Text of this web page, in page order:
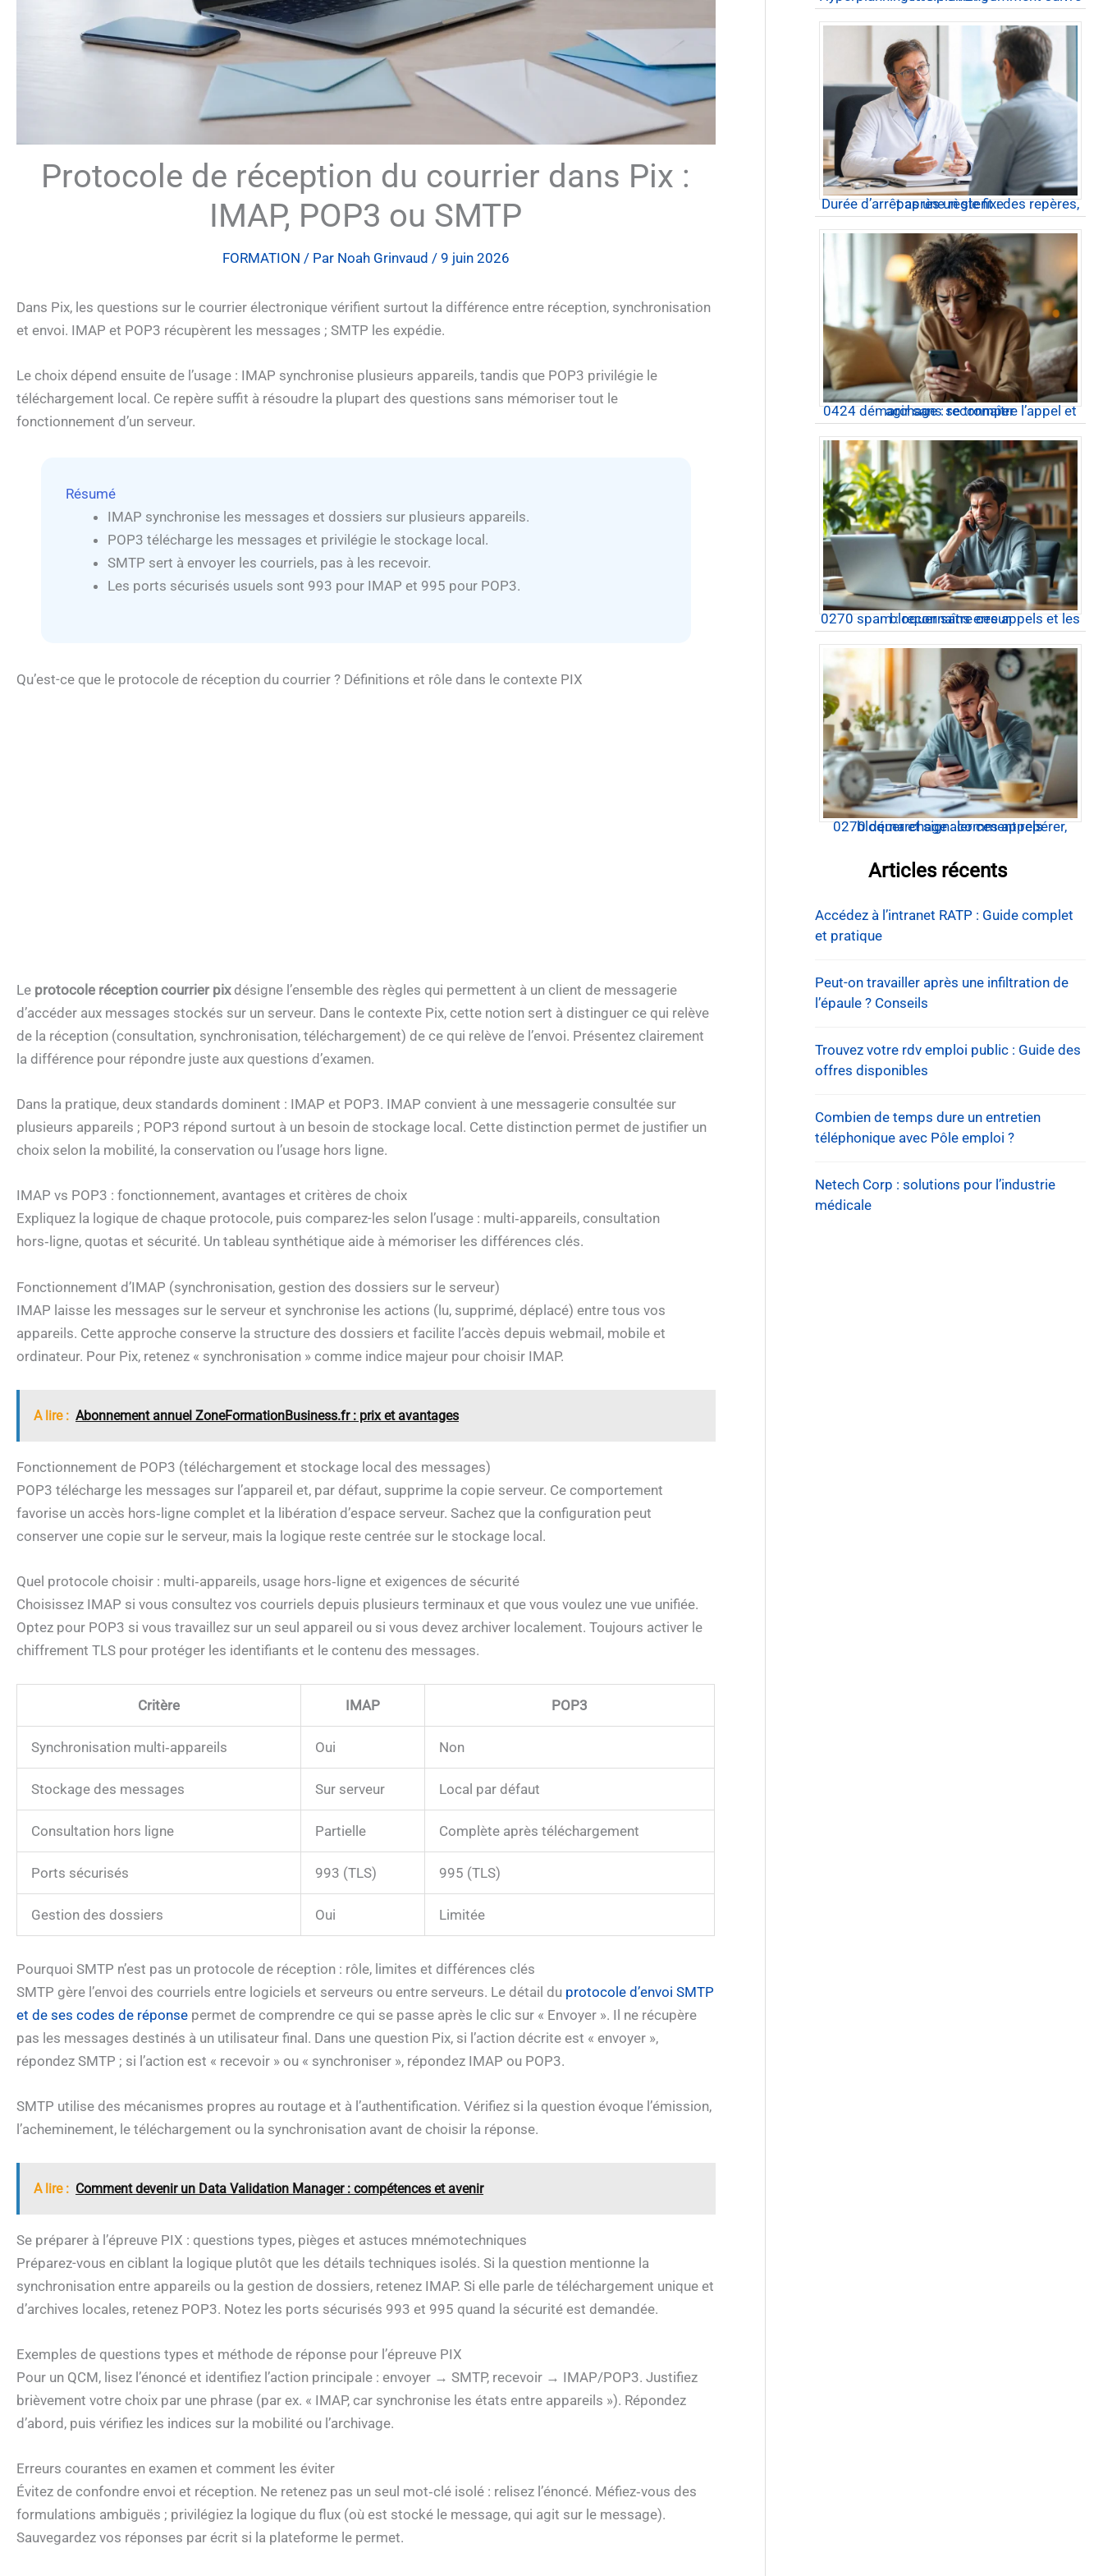
Protocole de réception du courrier dans Pix :
IMAP, POP3 ou SMTP
FORMATION / Par Noah Grinvaud / 9 juin 2026
Dans Pix, les questions sur le courrier électronique vérifient surtout la différence entre réception, synchronisation
et envoi. IMAP et POP3 récupèrent les messages ; SMTP les expédie.
Le choix dépend ensuite de l’usage : IMAP synchronise plusieurs appareils, tandis que POP3 privilégie le
téléchargement local. Ce repère suffit à résoudre la plupart des questions sans mémoriser tout le
fonctionnement d’un serveur.
Résumé
IMAP synchronise les messages et dossiers sur plusieurs appareils.
POP3 télécharge les messages et privilégie le stockage local.
SMTP sert à envoyer les courriels, pas à les recevoir.
Les ports sécurisés usuels sont 993 pour IMAP et 995 pour POP3.
Qu’est-ce que le protocole de réception du courrier ? Définitions et rôle dans le contexte PIX
Le protocole réception courrier pixdésigne l’ensemble des règles qui permettent à un client de messagerie
d’accéder aux messages stockés sur un serveur. Dans le contexte Pix, cette notion sert à distinguer ce qui relève
de la réception (consultation, synchronisation, téléchargement) de ce qui relève de l’envoi. Présentez clairement
la différence pour répondre juste aux questions d’examen.
Dans la pratique, deux standards dominent : IMAP et POP3. IMAP convient à une messagerie consultée sur
plusieurs appareils ; POP3 répond surtout à un besoin de stockage local. Cette distinction permet de justifier un
choix selon la mobilité, la conservation ou l’usage hors ligne.
IMAP vs POP3 : fonctionnement, avantages et critères de choix
Expliquez la logique de chaque protocole, puis comparez-les selon l’usage : multi‑appareils, consultation
hors‑ligne, quotas et sécurité. Un tableau synthétique aide à mémoriser les différences clés.
Fonctionnement d’IMAP (synchronisation, gestion des dossiers sur le serveur)
IMAP laisse les messages sur le serveur et synchronise les actions (lu, supprimé, déplacé) entre tous vos
appareils. Cette approche conserve la structure des dossiers et facilite l’accès depuis webmail, mobile et
ordinateur. Pour Pix, retenez « synchronisation » comme indice majeur pour choisir IMAP.
A lire : Abonnement annuel ZoneFormationBusiness.fr : prix et avantages
Fonctionnement de POP3 (téléchargement et stockage local des messages)
POP3 télécharge les messages sur l’appareil et, par défaut, supprime la copie serveur. Ce comportement
favorise un accès hors‑ligne complet et la libération d’espace serveur. Sachez que la configuration peut
conserver une copie sur le serveur, mais la logique reste centrée sur le stockage local.
Quel protocole choisir : multi‑appareils, usage hors‑ligne et exigences de sécurité
Choisissez IMAP si vous consultez vos courriels depuis plusieurs terminaux et que vous voulez une vue unifiée.
Optez pour POP3 si vous travaillez sur un seul appareil ou si vous devez archiver localement. Toujours activer le
chiffrement TLS pour protéger les identifiants et le contenu des messages.
Critère IMAP POP3
Synchronisation multi‑appareils Oui Non
Stockage des messages Sur serveur Local par défaut
Consultation hors ligne Partielle Complète après téléchargement
Ports sécurisés 993 (TLS) 995 (TLS)
Gestion des dossiers Oui Limitée
Pourquoi SMTP n’est pas un protocole de réception : rôle, limites et différences clés
SMTP gère l’envoi des courriels entre logiciels et serveurs ou entre serveurs. Le détail du protocole d’envoi SMTP
et de ses codes de réponse permet de comprendre ce qui se passe après le clic sur « Envoyer ». Il ne récupère
pas les messages destinés à un utilisateur final. Dans une question Pix, si l’action décrite est « envoyer »,
répondez SMTP ; si l’action est « recevoir » ou « synchroniser », répondez IMAP ou POP3.
SMTP utilise des mécanismes propres au routage et à l’authentification. Vérifiez si la question évoque l’émission,
l’acheminement, le téléchargement ou la synchronisation avant de choisir la réponse.
A lire : Comment devenir un Data Validation Manager : compétences et avenir
Se préparer à l’épreuve PIX : questions types, pièges et astuces mnémotechniques
Préparez-vous en ciblant la logique plutôt que les détails techniques isolés. Si la question mentionne la
synchronisation entre appareils ou la gestion de dossiers, retenez IMAP. Si elle parle de téléchargement unique et
d’archives locales, retenez POP3. Notez les ports sécurisés 993 et 995 quand la sécurité est demandée.
Exemples de questions types et méthode de réponse pour l’épreuve PIX
Pour un QCM, lisez l’énoncé et identifiez l’action principale : envoyer → SMTP, recevoir → IMAP/POP3. Justifiez
brièvement votre choix par une phrase (par ex. « IMAP, car synchronise les états entre appareils »). Répondez
d’abord, puis vérifiez les indices sur la mobilité ou l’archivage.
Erreurs courantes en examen et comment les éviter
Évitez de confondre envoi et réception. Ne retenez pas un seul mot‑clé isolé : relisez l’énoncé. Méfiez‑vous des
formulations ambiguës ; privilégiez la logique du flux (où est stocké le message, qui agit sur le message).
Sauvegardez vos réponses par écrit si la plateforme le permet.
Durée d’arrêt après un stent : des repères, pas une règle fixe
0424 démarchage : reconnaître l’appel et agir sans se tromper
0270 spam : reconnaître ces appels et les bloquer sans erreur
0270 démarchage : comment repérer, bloquer et signaler ces appels
Articles récents
Accédez à l’intranet RATP : Guide complet
et pratique
Peut-on travailler après une infiltration de
l’épaule ? Conseils
Trouvez votre rdv emploi public : Guide des
offres disponibles
Combien de temps dure un entretien
téléphonique avec Pôle emploi ?
Netech Corp : solutions pour l’industrie
médicale